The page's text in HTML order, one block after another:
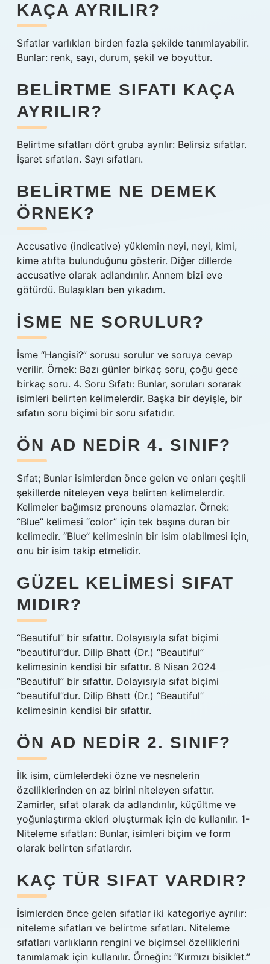
KAÇA AYRILIR?
Sıfatlar varlıkları birden fazla şekilde tanımlayabilir.
Bunlar: renk, sayı, durum, şekil ve boyuttur.
BELIRTME SIFATI KAÇA
AYRILIR?
Belirtme sıfatları dört gruba ayrılır: Belirsiz sıfatlar.
İşaret sıfatları. Sayı sıfatları.
BELIRTME NE DEMEK
ÖRNEK?
Accusative (indicative) yüklemin neyi, neyi, kimi,
kime atıfta bulunduğunu gösterir. Diğer dillerde
accusative olarak adlandırılır. Annem bizi eve
götürdü. Bulaşıkları ben yıkadım.
İSME NE SORULUR?
İsme “Hangisi?” sorusu sorulur ve soruya cevap
verilir. Örnek: Bazı günler birkaç soru, çoğu gece
birkaç soru. 4. Soru Sıfatı: Bunlar, soruları sorarak
isimleri belirten kelimelerdir. Başka bir deyişle, bir
sıfatın soru biçimi bir soru sıfatıdır.
ÖN AD NEDIR 4. SINIF?
Sıfat; Bunlar isimlerden önce gelen ve onları çeşitli
şekillerde niteleyen veya belirten kelimelerdir.
Kelimeler bağımsız prenouns olamazlar. Örnek:
“Blue” kelimesi “color” için tek başına duran bir
kelimedir. “Blue” kelimesinin bir isim olabilmesi için,
onu bir isim takip etmelidir.
GÜZEL KELIMESI SIFAT
MIDIR?
“Beautiful” bir sıfattır. Dolayısıyla sıfat biçimi
“beautiful”dur. Dilip Bhatt (Dr.) “Beautiful”
kelimesinin kendisi bir sıfattır. 8 Nisan 2024
“Beautiful” bir sıfattır. Dolayısıyla sıfat biçimi
“beautiful”dur. Dilip Bhatt (Dr.) “Beautiful”
kelimesinin kendisi bir sıfattır.
ÖN AD NEDIR 2. SINIF?
İlk isim, cümlelerdeki özne ve nesnelerin
özelliklerinden en az birini niteleyen sıfattır.
Zamirler, sıfat olarak da adlandırılır, küçültme ve
yoğunlaştırma ekleri oluşturmak için de kullanılır. 1-
Niteleme sıfatları: Bunlar, isimleri biçim ve form
olarak belirten sıfatlardır.
KAÇ TÜR SIFAT VARDIR?
İsimlerden önce gelen sıfatlar iki kategoriye ayrılır:
niteleme sıfatları ve belirtme sıfatları. Niteleme
sıfatları varlıkların rengini ve biçimsel özelliklerini
tanımlamak için kullanılır. Örneğin: “Kırmızı bisiklet.”